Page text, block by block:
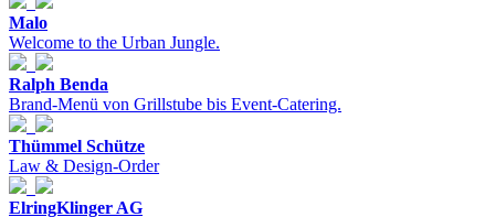
Malo
Welcome to the Urban Jungle.
Ralph Benda
Brand-Menü von Grillstube bis Event-Catering.
Thümmel Schütze
Law & Design-Order
ElringKlinger AG